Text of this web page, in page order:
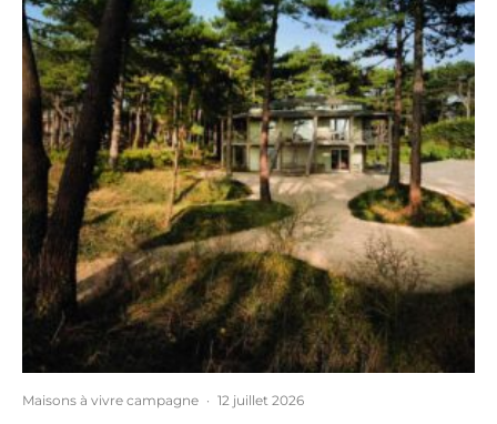
Maisons à vivre campagne · 12 juillet 2026